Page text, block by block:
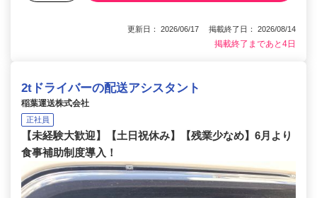
更新日： 2026/06/17 掲載終了日： 2026/08/14
掲載終了まであと4日
2tドライバーの配送アシスタント
稲葉運送株式会社
正社員
【未経験大歓迎】【土日祝休み】【残業少なめ】6月より
食事補助制度導入！